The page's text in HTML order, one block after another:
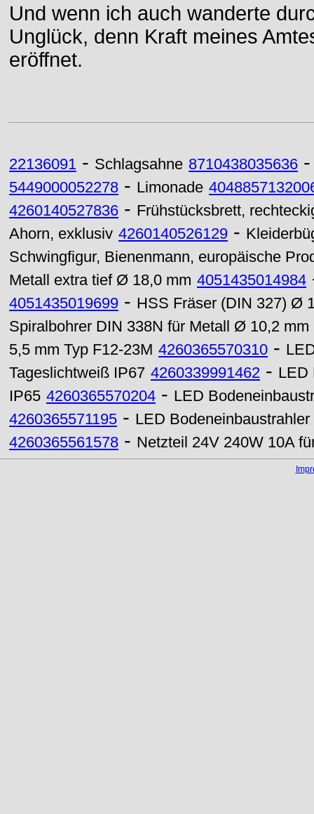
Und wenn ich auch wanderte
Unglück, denn Kraft meines
eröffnet.
22136091 - Schlagsahne 8710438035636
5449000052278 - Limonade
4260140527836 - Frühstücksbrett,
Ahorn, exklusiv 4260140526129 -
Schwingfigur, Bienenmann, europäische
Metall extra tief Ø 18,0 mm 4051435014984
4051435019699 - HSS Fräser (DIN 327) Ø
Spiralbohrer DIN 338N für Metall Ø 10,2 mm
5,5 mm Typ F12-23M 4260365570310 -
Tageslichtweiß IP67 4260339991462 - LED
IP65 4260365570204 - LED
4260365571195 - LED
4260365561578 - Netzteil 24V 240W 10A